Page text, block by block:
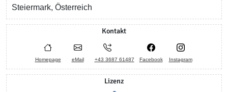
Steiermark, Österreich
Kontakt
Homepage eMail +43 3687 61487 Facebook Instagram
Lizenz